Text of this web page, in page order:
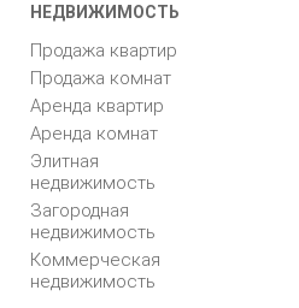
НЕДВИЖИМОСТЬ
Продажа квартир
Продажа комнат
Аренда квартир
Аренда комнат
Элитная
недвижимость
Загородная
недвижимость
Коммерческая
недвижимость